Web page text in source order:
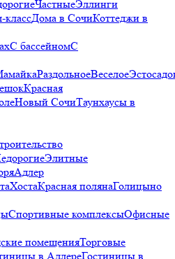
ЧастныеЭллинги
классДома в СочиКоттеджи в
С бассейномС
РаздольноеВеселое
Красная
Новый СочиТаунхаусы в
Элитные
Адлер
ХостаКрасная полянаГолицыно
Спортивные комплексыОфисные
помещенияТорговые
в АдлереГостиницы в